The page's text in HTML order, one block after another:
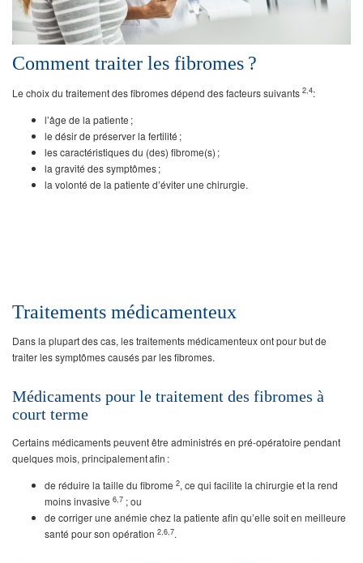
Comment traiter les fibromes ?
Le choix du traitement des fibromes dépend des facteurs suivants 2,4:
l’âge de la patiente ;
le désir de préserver la fertilité ;
les caractéristiques du (des) fibrome(s) ;
la gravité des symptômes ;
la volonté de la patiente d’éviter une chirurgie.
Traitements médicamenteux
Dans la plupart des cas, les traitements médicamenteux ont pour but de
traiter les symptômes causés par les fibromes.
Médicaments pour le traitement des fibromes à
court terme
Certains médicaments peuvent être administrés en pré-opératoire pendant
quelques mois, principalement afin :
de réduire la taille du fibrome 2, ce qui facilite la chirurgie et la rend
moins invasive 6,7 ; ou
de corriger une anémie chez la patiente afin qu’elle soit en meilleure
santé pour son opération 2,6,7.